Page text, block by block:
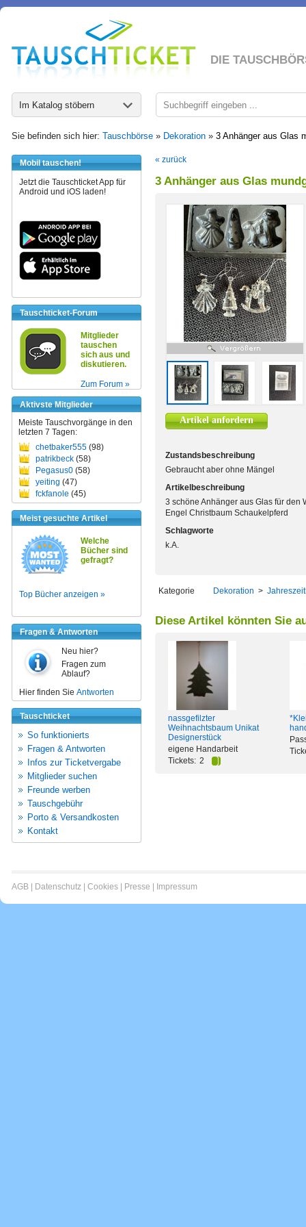
DIE
Im Katalog stöbern
Sie befinden sich hier: Tauschbörse » Dekoration » 3 Anhänger aus Glas
Mobil tauschen!
Jetzt die Tauschticket App für
Android und iOS laden!
Tauschticket-Forum
Mitglieder
tauschen
sich aus und
diskutieren.
Zum Forum »
Aktivste Mitglieder
Meiste Tauschvorgänge in den
letzten 7 Tagen:
chetbaker555 (98)
patrikbeck (58)
Pegasus0 (58)
yeiting (47)
fckfanole (45)
Meist gesuchte Artikel
Welche
Bücher sind
gefragt?
Top Bücher anzeigen »
Fragen & Antworten
Neu hier?
Fragen zum
Ablauf?
Hier finden Sie Antworten
Tauschticket
So funktionierts
Fragen & Antworten
Infos zur Ticketvergabe
Mitglieder suchen
Freunde werben
Tauschgebühr
Porto & Versandkosten
Kontakt
« zurück
3 Anhänger aus Glas
Artikel anfordern
Zustandsbeschreibung
Gebraucht aber ohne Mängel
Artikelbeschreibung
3 schöne Anhänger aus Glas für den
Engel Christbaum Schaukelpferd
Schlagworte
k.A.
Kategorie Dekoration >
Diese Artikel könnten Sie
nassgefilzter
Weihnachtsbaum Unikat
Designerstück
eigene Handarbeit
Tickets: 2
AGB Datenschutz Cookies Presse Impressum